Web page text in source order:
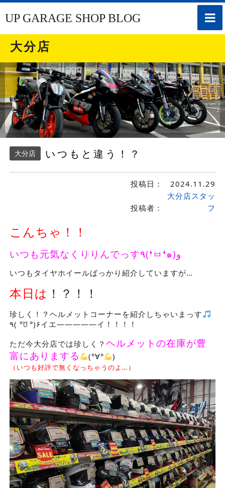
toggle
UP GARAGE SHOP BLOG
大分店
大分店 いつもと違う！？
投稿日： 2024.11.29
投稿者：
大分店スタッ
フ
こんちゃ！！
いつも元気なくりりんでっす٩(❛ ㅂ ❛๑)و
いつもタイヤホイールばっかり紹介していますが…
本日は ！？！！
珍しく！？ヘルメットコーナーを紹介しちゃいまっす
٩( °ꇴ °)۶イエ―――――イ！！！！
ただ今大分店では珍しく？ ヘルメットの在庫が豊
富にありまする
(°∀° )
（いつも好評で無くなっちゃうのよ…）